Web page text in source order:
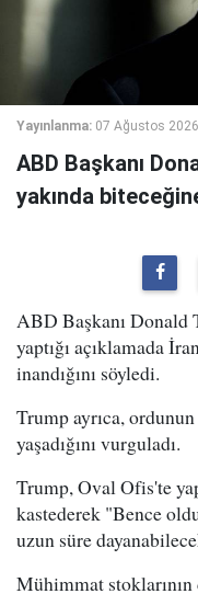
Yayınlanma: 07 Ağustos
ABD Başkanı
yakında
ABD Başkanı Donald
yaptığı açıklamada
inandığını söyledi.
Trump ayrıca,
yaşadığını vurguladı.
Trump, Oval Ofis'te
kastederek "Bence
uzun süre
Mühimmat